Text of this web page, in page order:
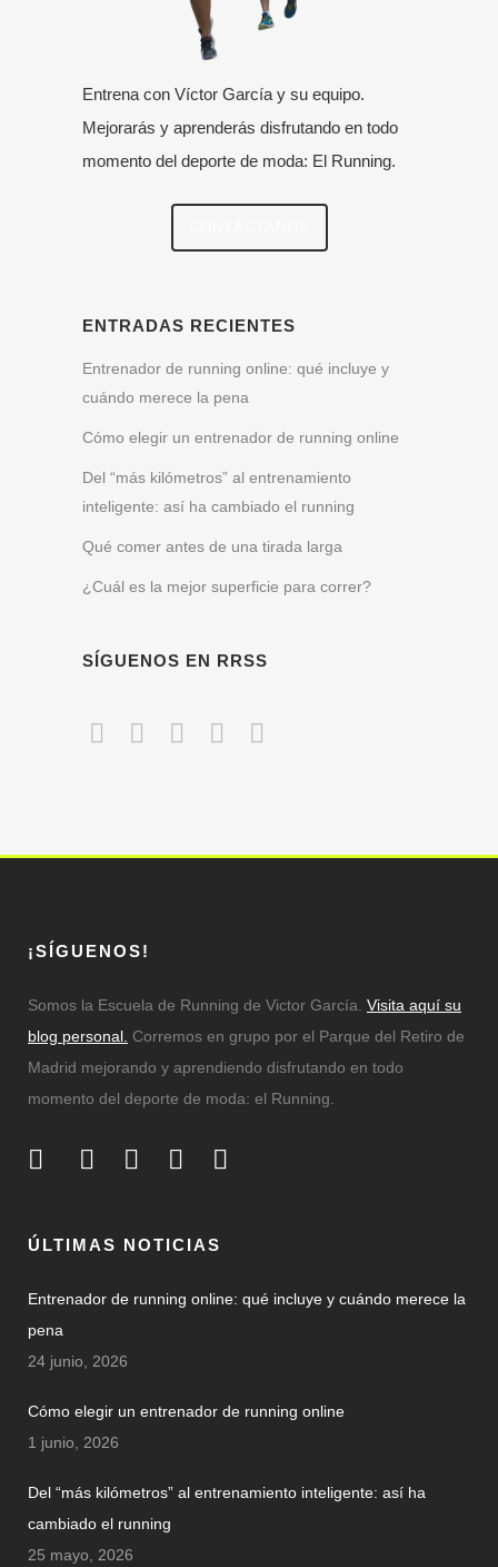
Entrena con Víctor García y su equipo.
Mejorarás y aprenderás disfrutando en todo
momento del deporte de moda: El Running.
ENTRADAS RECIENTES
Entrenador de running online: qué incluye y
cuándo merece la pena
Cómo elegir un entrenador de running online
Del “más kilómetros” al entrenamiento
inteligente: así ha cambiado el running
Qué comer antes de una tirada larga
¿Cuál es la mejor superficie para correr?
SÍGUENOS EN RRSS
¡SÍGUENOS!
Somos la Escuela de Running de Victor García. Visita aquí su
blog personal. Corremos en grupo por el Parque del Retiro de
Madrid mejorando y aprendiendo disfrutando en todo
momento del deporte de moda: el Running.
ÚLTIMAS NOTICIAS
Entrenador de running online: qué incluye y cuándo merece la
pena
24 junio, 2026
Cómo elegir un entrenador de running online
1 junio, 2026
Del “más kilómetros” al entrenamiento inteligente: así ha
cambiado el running
25 mayo, 2026